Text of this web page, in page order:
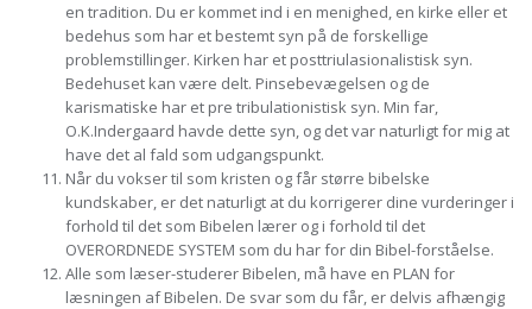
en tradition. Du er kommet ind i en menighed, en kirke eller et
bedehus som har et bestemt syn på de forskellige
problemstillinger. Kirken har et posttriulasionalistisk syn.
Bedehuset kan være delt. Pinsebevægelsen og de
karismatiske har et pre tribulationistisk syn. Min far,
O.K.Indergaard havde dette syn, og det var naturligt for mig at
have det al fald som udgangspunkt.
Når du vokser til som kristen og får større bibelske
kundskaber, er det naturligt at du korrigerer dine vurderinger i
forhold til det som Bibelen lærer og i forhold til det
OVERORDNEDE SYSTEM som du har for din Bibel-forståelse.
Alle som læser-studerer Bibelen, må have en PLAN for
læsningen af Bibelen. De svar som du får, er delvis afhængig